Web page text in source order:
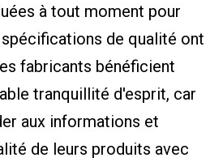
à tout moment pour
de qualité ont
fabricants bénéficient
tranquillité d'esprit, car
aux informations et
de leurs produits avec